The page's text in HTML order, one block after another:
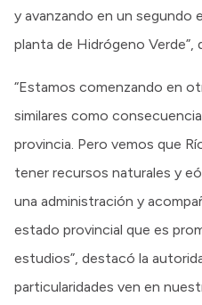
y avanzando en un segundo
planta de Hidrógeno Verde”,
“Estamos comenzando en
similares como
provincia. Pero vemos que
tener recursos naturales y
una administración y
estado provincial que es
estudios”, destacó la
particularidades ven en